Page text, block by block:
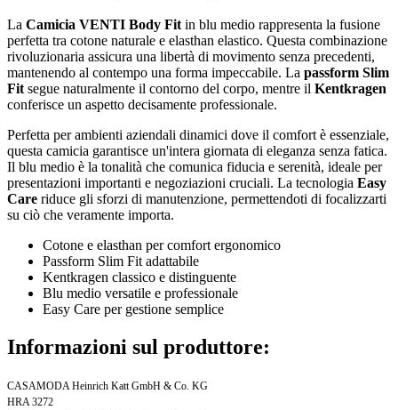
La Camicia VENTI Body Fit in blu medio rappresenta la fusione
perfetta tra cotone naturale e elasthan elastico. Questa combinazione
rivoluzionaria assicura una libertà di movimento senza precedenti,
mantenendo al contempo una forma impeccabile. La passform Slim
Fit segue naturalmente il contorno del corpo, mentre il Kentkragen
conferisce un aspetto decisamente professionale.
Perfetta per ambienti aziendali dinamici dove il comfort è essenziale,
questa camicia garantisce un'intera giornata di eleganza senza fatica.
Il blu medio è la tonalità che comunica fiducia e serenità, ideale per
presentazioni importanti e negoziazioni cruciali. La tecnologia Easy
Care riduce gli sforzi di manutenzione, permettendoti di focalizzarti
su ciò che veramente importa.
Cotone e elasthan per comfort ergonomico
Passform Slim Fit adattabile
Kentkragen classico e distinguente
Blu medio versatile e professionale
Easy Care per gestione semplice
Informazioni sul produttore:
CASAMODA Heinrich Katt GmbH & Co. KG
HRA 3272